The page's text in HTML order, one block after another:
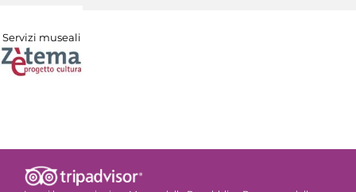
Servizi museali